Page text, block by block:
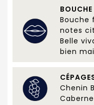
BOUCHE
Bouche
notes
Belle
bien
Chenin